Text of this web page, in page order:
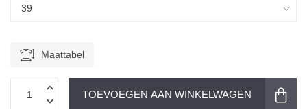
Maattabel
TOEVOEGEN AAN WINKELWAGEN